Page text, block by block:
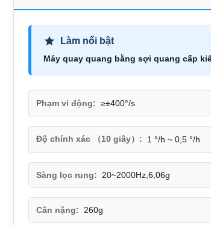
Làm nổi bật
Máy quay quang bằng sợi quang cấp
Phạm vi động: ≥±400°/s
Độ chính xác （10 giây）: 1 °/h ~ 0,5 °/h
Sàng lọc rung: 20~2000Hz,6,06g
Cân nặng: 260g